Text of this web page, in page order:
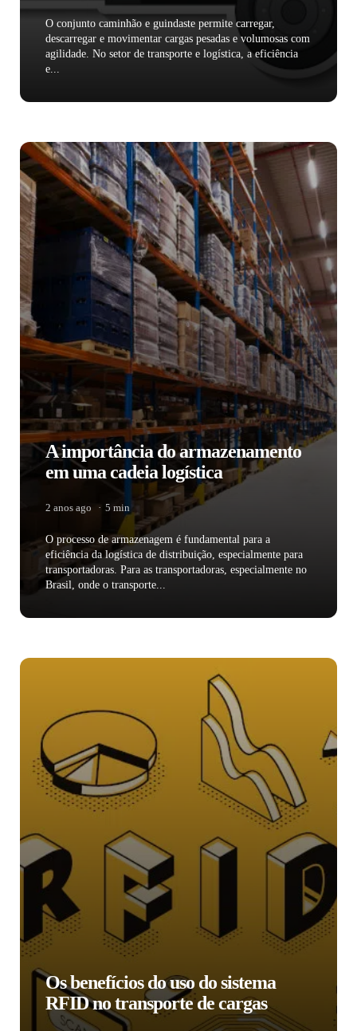
O conjunto caminhão e guindaste permite carregar,
descarregar e movimentar cargas pesadas e volumosas com
agilidade. No setor de transporte e logística, a eficiência
e...
A importância do armazenamento
em uma cadeia logística
2 anos ago 5 min
O processo de armazenagem é fundamental para a
eficiência da logística de distribuição, especialmente para
transportadoras. Para as transportadoras, especialmente no
Brasil, onde o transporte...
Os benefícios do uso do sistema
RFID no transporte de cargas